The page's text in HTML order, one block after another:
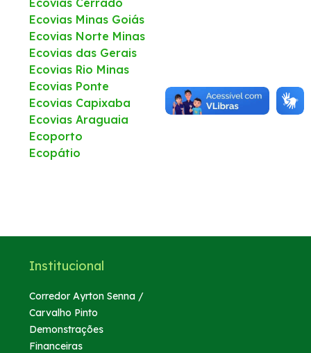
Comercial
Fale Conosco
Fornecedores
Dúvidas
Ecovias Minas Goiás
Ecovias Norte Minas
Ecovias das Gerais
Ecovias Rio Minas
Ecovias Ponte
Ecovias Capixaba
Ecovias Araguaia
Ecoporto
Ecopátio
Institucional
Corredor Ayrton Senna /
Carvalho Pinto
Demonstrações
Financeiras